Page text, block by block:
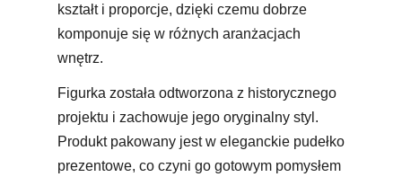
kształt i proporcje, dzięki czemu dobrze
komponuje się w różnych aranżacjach
wnętrz.
Figurka została odtworzona z historycznego
projektu i zachowuje jego oryginalny styl.
Produkt pakowany jest w eleganckie pudełko
prezentowe, co czyni go gotowym pomysłem